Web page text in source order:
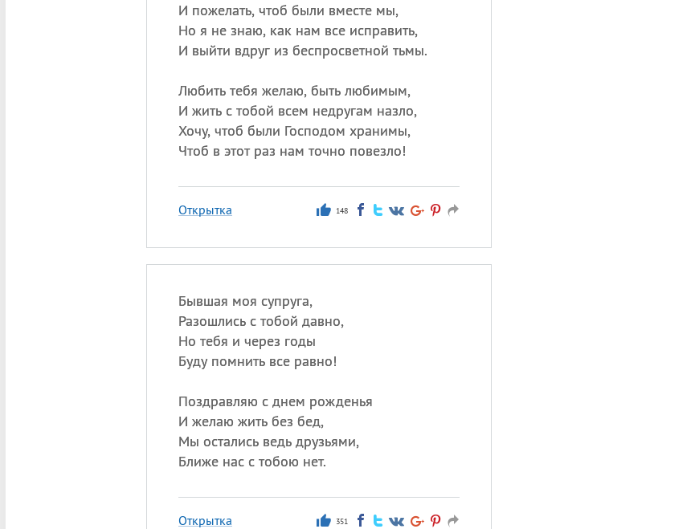
И пожелать, чтоб были вместе мы,
Но я не знаю, как нам все исправить,
И выйти вдруг из беспросветной тьмы.
Любить тебя желаю, быть любимым,
И жить с тобой всем недругам назло,
Хочу, чтоб были Господом хранимы,
Чтоб в этот раз нам точно повезло!
Открытка 148
Бывшая моя супруга,
Разошлись с тобой давно,
Но тебя и через годы
Буду помнить все равно!
Поздравляю с днем рожденья
И желаю жить без бед,
Мы остались ведь друзьями,
Ближе нас с тобою нет.
Открытка 351